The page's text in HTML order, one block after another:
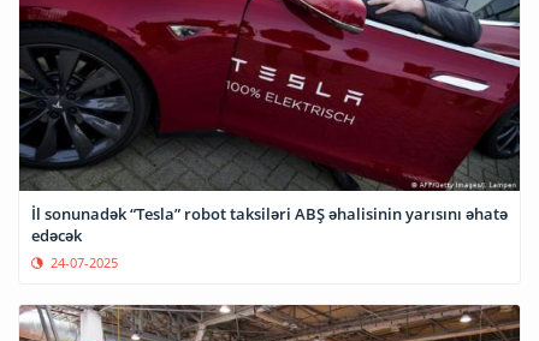
İl sonunadək “Tesla” robot taksiləri ABŞ əhalisinin yarısını əhatə
edəcək
24-07-2025